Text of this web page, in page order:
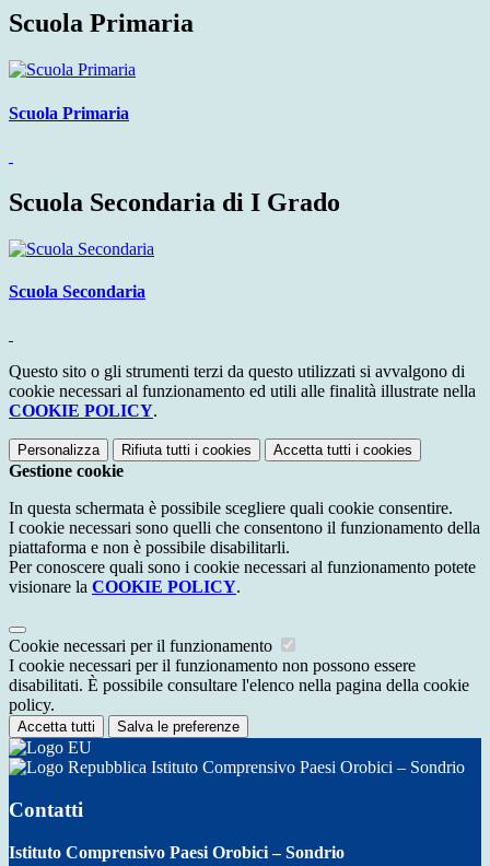
Scuola Primaria
Scuola Primaria
Scuola Secondaria di I Grado
Scuola Secondaria
Questo sito o gli strumenti terzi da questo utilizzati si avvalgono di
cookie necessari al funzionamento ed utili alle finalità illustrate nella
COOKIE POLICY.
Personalizza Rifiuta tutti i cookies Accetta tutti i cookies
Gestione cookie
In questa schermata è possibile scegliere quali cookie consentire.
I cookie necessari sono quelli che consentono il funzionamento della
piattaforma e non è possibile disabilitarli.
Per conoscere quali sono i cookie necessari al funzionamento potete
visionare la COOKIE POLICY.
Cookie necessari per il funzionamento
I cookie necessari per il funzionamento non possono essere
disabilitati. È possibile consultare l'elenco nella pagina della cookie
policy.
Accetta tutti Salva le preferenze
Istituto Comprensivo Paesi Orobici – Sondrio
Contatti
Istituto Comprensivo Paesi Orobici – Sondrio